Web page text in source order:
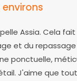
Assia. Cela
et du
ponctuelle,
J'aime que